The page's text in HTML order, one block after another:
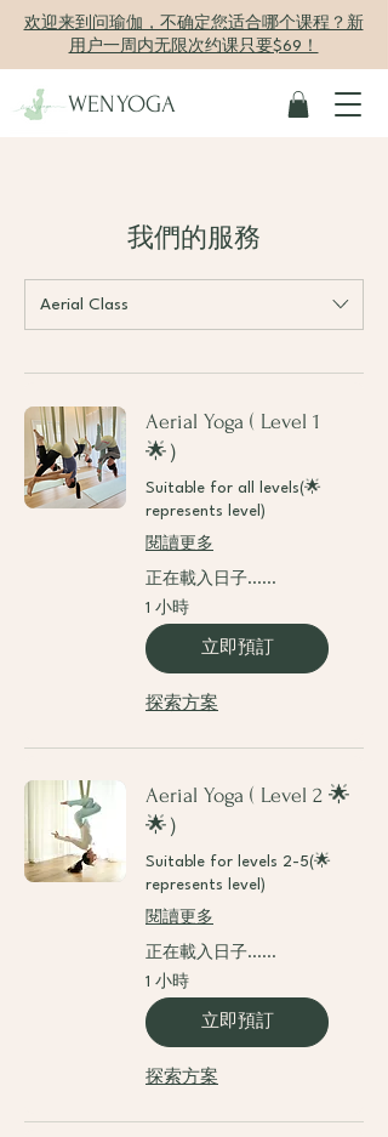
欢迎来到问瑜伽，不确定您适合哪个课程？新
用户一周内无限次约课只要$69！
WENYOGA
我們的服務
Aerial Class
Aerial Yoga ( Level 1
🌟）
Suitable for all levels(🌟
represents level)
閱讀更多
正在載入日子......
1 小時
立即預訂
探索方案
Aerial Yoga ( Level 2 🌟
🌟）
Suitable for levels 2-5(🌟
represents level)
閱讀更多
正在載入日子......
1 小時
立即預訂
探索方案